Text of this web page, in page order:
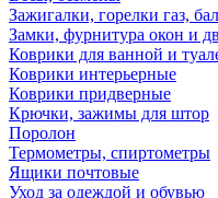
Зажигалки, горелки газ,
Замки, фурнитура окон и
Коврики для ванной и
Коврики интерьерные
Коврики придверные
Крючки, зажимы для штор
Поролон
Термометры, спиртометры
Ящики почтовые
Уход за одеждой и обувью